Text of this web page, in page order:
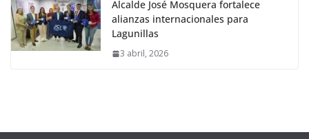
Alcalde José Mosquera fortalece
alianzas internacionales para
Lagunillas
3 abril, 2026